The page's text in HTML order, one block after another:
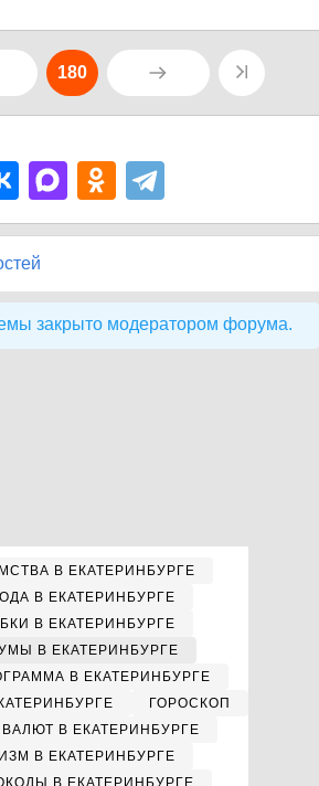
180
закрыто модератором форума.
В ЕКАТЕРИНБУРГЕ
В ЕКАТЕРИНБУРГЕ
В ЕКАТЕРИНБУРГЕ
В ЕКАТЕРИНБУРГЕ
В ЕКАТЕРИНБУРГЕ
ГОРОСКОП
В ЕКАТЕРИНБУРГЕ
В ЕКАТЕРИНБУРГЕ
В ЕКАТЕРИНБУРГЕ